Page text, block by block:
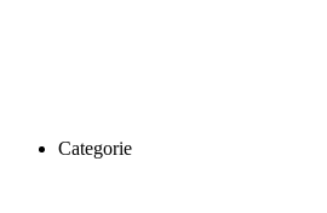
Categorie